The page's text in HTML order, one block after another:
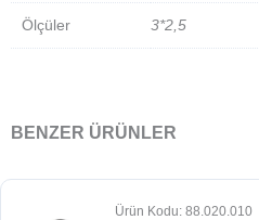
Ölçüler 3*2,5
BENZER ÜRÜNLER
Ürün Kodu: 88.020.010